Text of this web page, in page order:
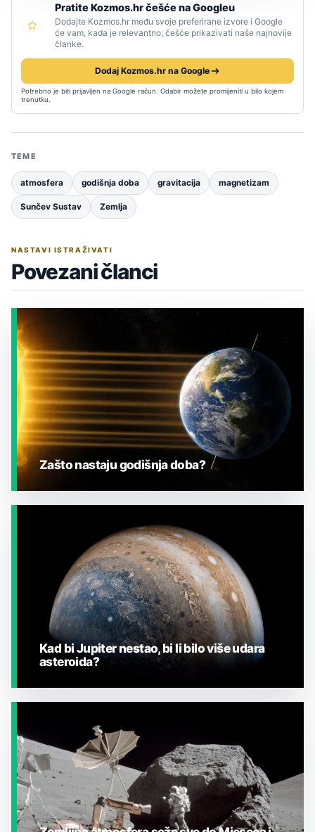
Pratite Kozmos.hr češće na Googleu
Dodajte Kozmos.hr među svoje preferirane izvore i Google
će vam, kada je relevantno, češće prikazivati naše najnovije
članke.
Dodaj Kozmos.hr na Google
Potrebno je biti prijavljen na Google račun. Odabir možete promijeniti u bilo kojem
trenutku.
TEME
atmosfera godišnja doba gravitacija magnetizam
Sunčev Sustav Zemlja
NASTAVI ISTRAŽIVATI
Povezani članci
Zašto nastaju godišnja doba?
Kad bi Jupiter nestao, bi li bilo više udara
asteroida?